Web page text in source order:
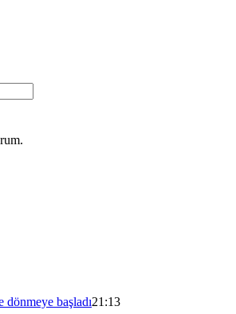
dönmeye başladı21:13